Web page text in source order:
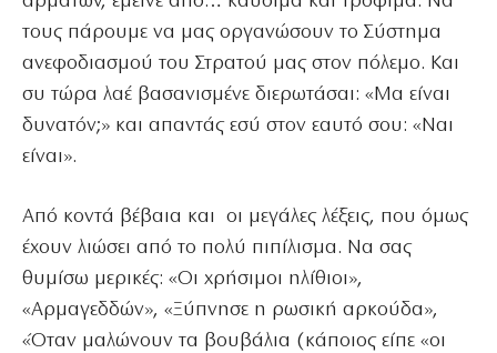
τους πάρουμε να μας οργανώσουν το Σύστημα
ανεφοδιασμού του Στρατού μας στον πόλεμο. Και
συ τώρα λαέ βασανισμένε διερωτάσαι: «Μα είναι
δυνατόν;» και απαντάς εσύ στον εαυτό σου: «Ναι
είναι».
Από κοντά βέβαια και οι μεγάλες λέξεις, που όμως
έχουν λιώσει από το πολύ πιπίλισμα. Να σας
θυμίσω μερικές: «Οι χρήσιμοι ηλίθιοι»,
«Αρμαγεδδών», «Ξύπνησε η ρωσική αρκούδα»,
«Όταν μαλώνουν τα βουβάλια (κάποιος είπε «οι